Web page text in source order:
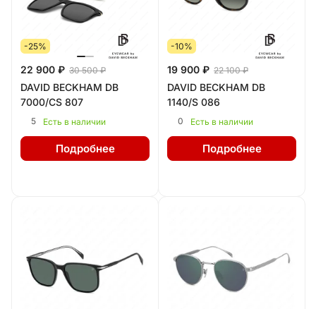
-25%
22 900 ₽ 30 500 ₽
DAVID BECKHAM DB
7000/CS 807
5 Есть в наличии
Подробнее
-10%
19 900 ₽ 22 100 ₽
DAVID BECKHAM DB
1140/S 086
0 Есть в наличии
Подробнее